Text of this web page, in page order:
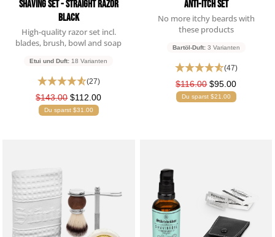
Shaving Set - Straight Razor
Black
High-quality razor set incl.
blades, brush, bowl and soap
Etui und Duft:18 Varianten
(27)
$143.00$112.00
Du sparst $31.00
Anti-Itch Set
No more itchy beards with
these products
Bartöl-Duft: 3 Varianten
(47)
$116.00$95.00
Du sparst $21.00